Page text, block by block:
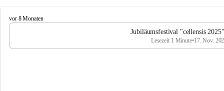
C
e
l
vor 8 Monaten
Jubiläumsfestival "cellensis
Lesezeit 1 Minute•17. Nov.